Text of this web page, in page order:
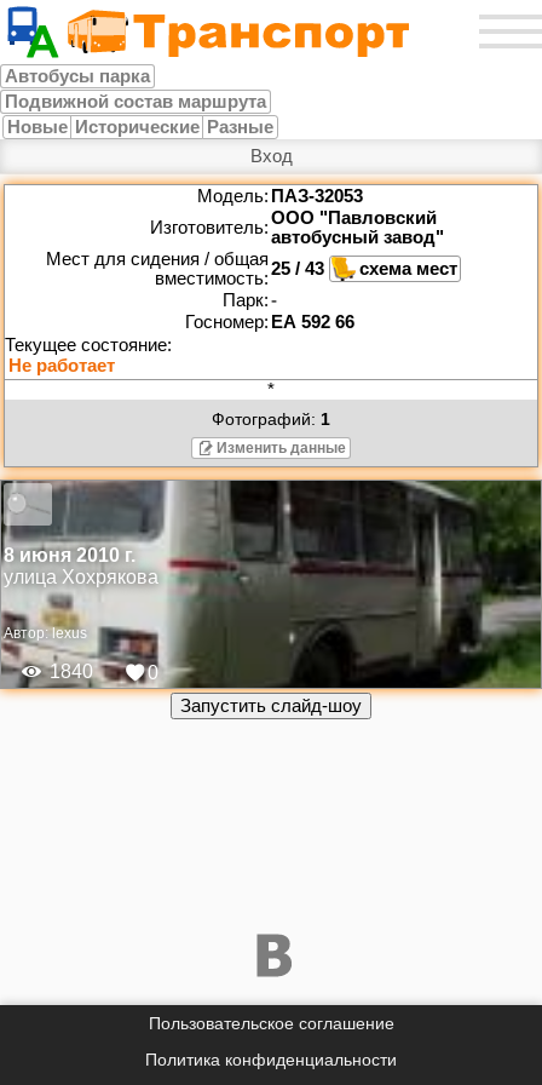
Автобусы парка
Подвижной состав маршрута
Новые Исторические Разные
Вход
Модель: ПАЗ-32053
Изготовитель:ООО "Павловский
автобусный завод"
Мест для сидения / общая
вместимость:25 / 43
Парк:-
Госномер: ЕА 592 66
*
Фотографий: 1
Изменить данные
8 июня 2010 г.
улица Хохрякова
Автор:lexus
1840 0
Пользовательское соглашение
Политика конфиденциальности